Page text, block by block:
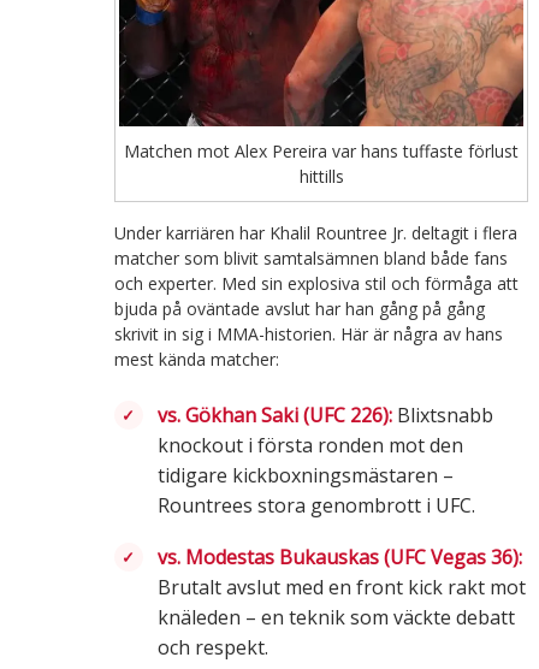
Matchen mot Alex Pereira var hans tuffaste förlust
hittills
Under karriären har Khalil Rountree Jr. deltagit i flera
matcher som blivit samtalsämnen bland både fans
och experter. Med sin explosiva stil och förmåga att
bjuda på oväntade avslut har han gång på gång
skrivit in sig i MMA-historien. Här är några av hans
mest kända matcher:
vs. Gökhan Saki (UFC 226):Blixtsnabb
knockout i första ronden mot den
tidigare kickboxningsmästaren –
Rountrees stora genombrott i UFC.
vs. Modestas Bukauskas (UFC Vegas 36):
Brutalt avslut med en front kick rakt mot
knäleden – en teknik som väckte debatt
och respekt.